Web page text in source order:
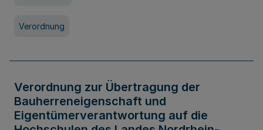
Verordnung
Verordnung zur Übertragung der
Bauherreneigenschaft und
Eigentümerverantwortung auf die